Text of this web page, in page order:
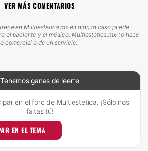
VER MÁS COMENTARIOS
en Multiestetica.mx en ningún caso puede
el paciente y el médico. Multiestetica.mx no hace
comercial o de un servicio.
Tenemos ganas de leerte
en el foro de Multiestetica. ¡Sólo nos
faltas tú!
EN EL TEMA